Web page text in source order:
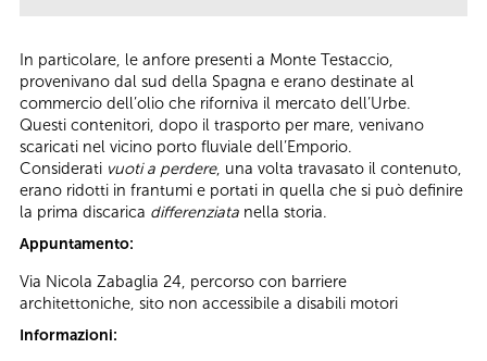
In particolare, le anfore presenti a Monte Testaccio,
provenivano dal sud della Spagna e erano destinate al
commercio dell’olio che riforniva il mercato dell’Urbe.
Questi contenitori, dopo il trasporto per mare, venivano
scaricati nel vicino porto fluviale dell’Emporio.
Considerati vuoti a perdere, una volta travasato il contenuto,
erano ridotti in frantumi e portati in quella che si può definire
la prima discarica differenziata nella storia.
Appuntamento:
Via Nicola Zabaglia 24, percorso con barriere
architettoniche, sito non accessibile a disabili motori
Informazioni: